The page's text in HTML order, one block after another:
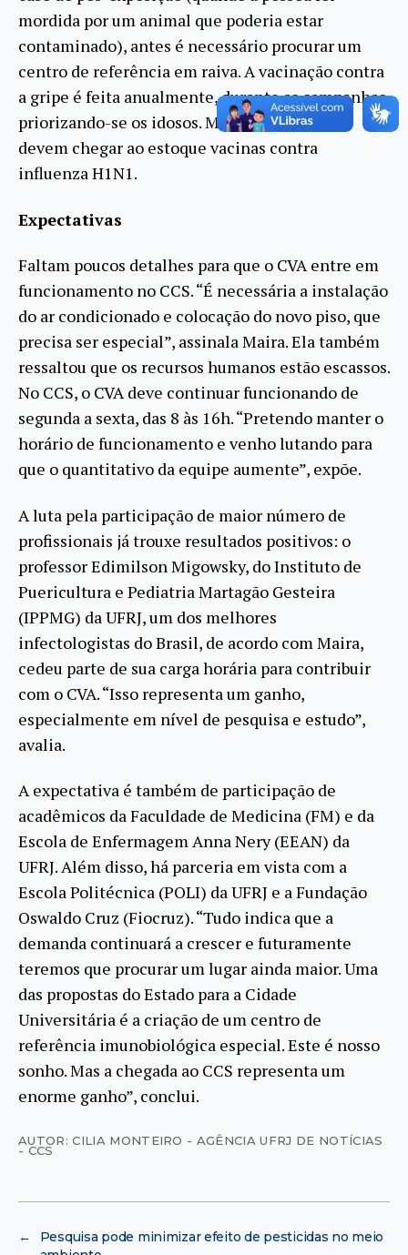
mordida por um animal que poderia estar
contaminado), antes é necessário procurar um
centro de referência em raiva. A vacinação contra
a gripe é feita anualmente, durante as campanhas,
priorizando-se os idosos. Maira informou que
devem chegar ao estoque vacinas contra
influenza H1N1.
Expectativas
Faltam poucos detalhes para que o CVA entre em
funcionamento no CCS. “É necessária a instalação
do ar condicionado e colocação do novo piso, que
precisa ser especial”, assinala Maira. Ela também
ressaltou que os recursos humanos estão escassos.
No CCS, o CVA deve continuar funcionando de
segunda a sexta, das 8 às 16h. “Pretendo manter o
horário de funcionamento e venho lutando para
que o quantitativo da equipe aumente”, expõe.
A luta pela participação de maior número de
profissionais já trouxe resultados positivos: o
professor Edimilson Migowsky, do Instituto de
Puericultura e Pediatria Martagão Gesteira
(IPPMG) da UFRJ, um dos melhores
infectologistas do Brasil, de acordo com Maira,
cedeu parte de sua carga horária para contribuir
com o CVA. “Isso representa um ganho,
especialmente em nível de pesquisa e estudo”,
avalia.
A expectativa é também de participação de
acadêmicos da Faculdade de Medicina (FM) e da
Escola de Enfermagem Anna Nery (EEAN) da
UFRJ. Além disso, há parceria em vista com a
Escola Politécnica (POLI) da UFRJ e a Fundação
Oswaldo Cruz (Fiocruz). “Tudo indica que a
demanda continuará a crescer e futuramente
teremos que procurar um lugar ainda maior. Uma
das propostas do Estado para a Cidade
Universitária é a criação de um centro de
referência imunobiológica especial. Este é nosso
sonho. Mas a chegada ao CCS representa um
enorme ganho”, conclui.
AUTOR: CILIA MONTEIRO - AGÊNCIA UFRJ DE NOTÍCIAS
- CCS
←
Pesquisa pode minimizar efeito de pesticidas no meio